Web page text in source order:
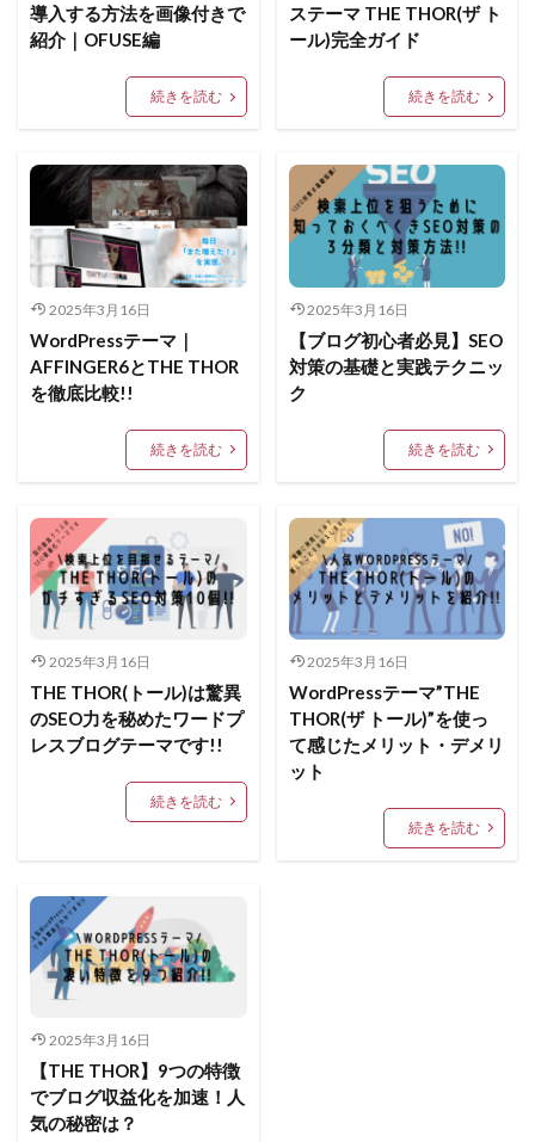
導入する方法を画像付きで
紹介｜OFUSE編
続きを読む
ステーマ THE THOR(ザ ト
ール)完全ガイド
続きを読む
2025年3月16日
WordPressテーマ｜
AFFINGER6とTHE THOR
を徹底比較!!
続きを読む
2025年3月16日
【ブログ初心者必見】SEO
対策の基礎と実践テクニッ
ク
続きを読む
2025年3月16日
THE THOR(トール)は驚異
のSEO力を秘めたワードプ
レスブログテーマです!!
続きを読む
2025年3月16日
WordPressテーマ”THE
THOR(ザ トール)”を使っ
て感じたメリット・デメリ
ット
続きを読む
2025年3月16日
【THE THOR】9つの特徴
でブログ収益化を加速！人
気の秘密は？